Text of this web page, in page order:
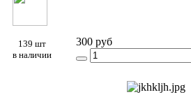
139 шт
в наличии
300 руб